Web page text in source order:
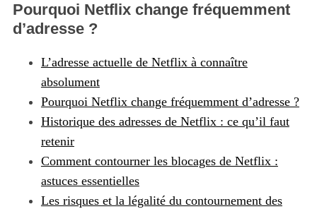
Pourquoi Netflix change fréquemment
d’adresse ?
L’adresse actuelle de Netflix à connaître
absolument
Pourquoi Netflix change fréquemment d’adresse ?
Historique des adresses de Netflix : ce qu’il faut
retenir
Comment contourner les blocages de Netflix :
astuces essentielles
Les risques et la légalité du contournement des